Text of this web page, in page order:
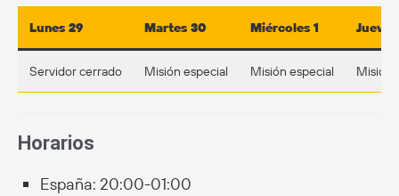
Lunes 29 Martes 30 Miércoles 1
Servidor cerrado Misión especial Misión especial Misión
Horarios
España: 20:00-01:00